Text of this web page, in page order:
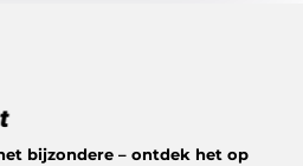
bijzondere – ontdek het op